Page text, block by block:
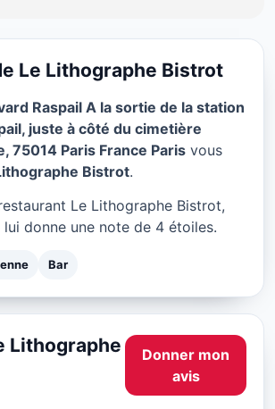
Bistrot à
Le Lithographe Bistrot
Raspail A la sortie de la station
juste à côté du cimetière
75014 Paris France Paris vous
Bistrot.
Le Lithographe Bistrot,
donne une note de 4 étoiles.
Bar
Lithographe
Donner mon
avis